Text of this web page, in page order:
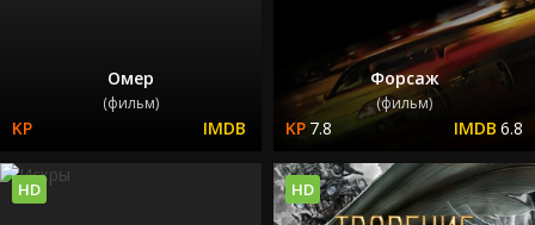
Омер
(фильм)
Форсаж
(фильм)
7.8 6.8
HD HD